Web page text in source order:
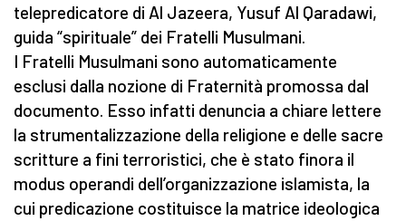
telepredicatore di Al Jazeera, Yusuf Al Qaradawi,
guida “spirituale” dei Fratelli Musulmani.
I Fratelli Musulmani sono automaticamente
esclusi dalla nozione di Fraternità promossa dal
documento. Esso infatti denuncia a chiare lettere
la strumentalizzazione della religione e delle sacre
scritture a fini terroristici, che è stato finora il
modus operandi dell’organizzazione islamista, la
cui predicazione costituisce la matrice ideologica